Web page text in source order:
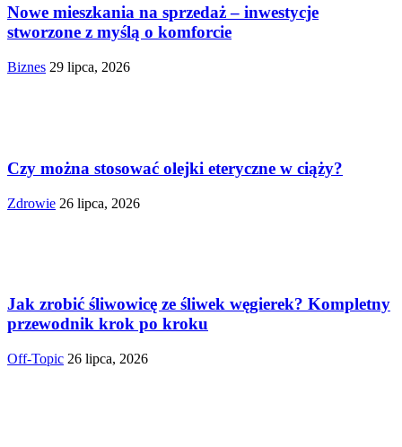
Nowe mieszkania na sprzedaż – inwestycje
stworzone z myślą o komforcie
Biznes 29 lipca, 2026
Czy można stosować olejki eteryczne w ciąży?
Zdrowie 26 lipca, 2026
Jak zrobić śliwowicę ze śliwek węgierek? Kompletny
przewodnik krok po kroku
Off-Topic 26 lipca, 2026